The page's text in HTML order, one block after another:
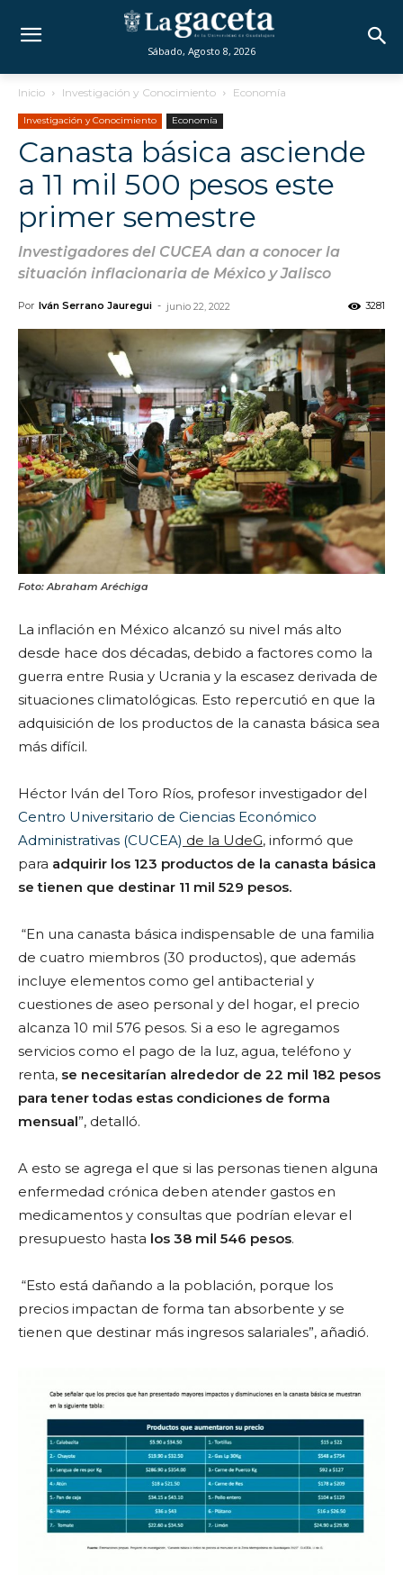
Sábado, Agosto 8, 2026
Inicio Investigación y Conocimiento Economía
Investigación y Conocimiento Economía
Canasta básica asciende
a 11 mil 500 pesos este
primer semestre
Investigadores del CUCEA dan a conocer la
situación inflacionaria de México y Jalisco
Por Iván Serrano Jauregui - junio 22, 2022 3281
Foto: Abraham Aréchiga
La inflación en México alcanzó su nivel más alto
desde hace dos décadas, debido a factores como la
guerra entre Rusia y Ucrania y la escasez derivada de
situaciones climatológicas. Esto repercutió en que la
adquisición de los productos de la canasta básica sea
más difícil.
Héctor Iván del Toro Ríos, profesor investigador del
Centro Universitario de Ciencias Económico
Administrativas (CUCEA) de la UdeG, informó que
para adquirir los 123 productos de la canasta básica
se tienen que destinar 11 mil 529 pesos.
“En una canasta básica indispensable de una familia
de cuatro miembros (30 productos), que además
incluye elementos como gel antibacterial y
cuestiones de aseo personal y del hogar, el precio
alcanza 10 mil 576 pesos. Si a eso le agregamos
servicios como el pago de la luz, agua, teléfono y
renta, se necesitarían alrededor de 22 mil 182 pesos
para tener todas estas condiciones de forma
mensual”, detalló.
A esto se agrega el que si las personas tienen alguna
enfermedad crónica deben atender gastos en
medicamentos y consultas que podrían elevar el
presupuesto hasta los 38 mil 546 pesos.
“Esto está dañando a la población, porque los
precios impactan de forma tan absorbente y se
tienen que destinar más ingresos salariales”, añadió.